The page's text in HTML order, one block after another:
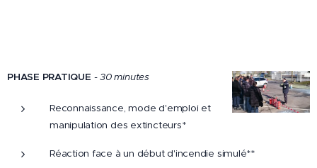
PHASE PRATIQUE - 30 minutes
Reconnaissance, mode d'emploi et
manipulation des extincteurs*
Réaction face à un début d'incendie simulé**